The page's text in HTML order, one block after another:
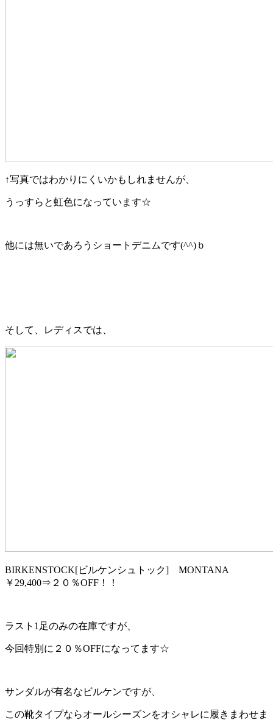
↑写真ではわかりにくいかもしれませんが、
うっすらと虹色になっています☆
他には無いであろうショートデニムです(^^)ｂ
そして、レディスでは、
BIRKENSTOCK[ビルケンシュトック] MONTANA
￥29,400⇒２０％OFF！！
ラスト1足のみの在庫ですが、
今回特別に２０％OFFになってます☆
サンダルが有名なビルケンですが、
この靴タイプならオールシーズンをオシャレに履きまわせま